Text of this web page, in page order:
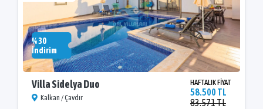
% 30
İndirim
Villa Sidelya Duo
Kalkan / Çavdır
HAFTALIK FİYAT
58.500 TL
83.571 TL